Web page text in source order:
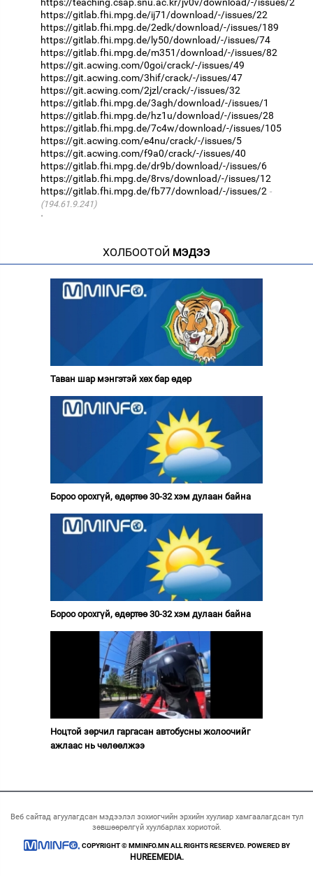
https://gitlab.fhi.mpg.de/ij71/download/-/issues/22
https://gitlab.fhi.mpg.de/2edk/download/-/issues/189
https://gitlab.fhi.mpg.de/ly50/download/-/issues/74
https://gitlab.fhi.mpg.de/m351/download/-/issues/82
https://git.acwing.com/0goi/crack/-/issues/49
https://git.acwing.com/3hif/crack/-/issues/47
https://git.acwing.com/2jzl/crack/-/issues/32
https://gitlab.fhi.mpg.de/3agh/download/-/issues/1
https://gitlab.fhi.mpg.de/hz1u/download/-/issues/28
https://gitlab.fhi.mpg.de/7c4w/download/-/issues/105
https://git.acwing.com/e4nu/crack/-/issues/5
https://git.acwing.com/f9a0/crack/-/issues/40
https://gitlab.fhi.mpg.de/dr9b/download/-/issues/6
https://gitlab.fhi.mpg.de/8rvs/download/-/issues/12
https://gitlab.fhi.mpg.de/fb77/download/-/issues/2
(194.61.9.241)
·
ХОЛБООТОЙ МЭДЭЭ
Таван шар мэнгэтэй хөх бар өдөр
Бороо орохгүй, өдөртөө 30-32 хэм дулаан байна
Бороо орохгүй, өдөртөө 30-32 хэм дулаан байна
Ноцтой зөрчил гаргасан автобусны жолоочийг
ажлаас нь чөлөөлжээ
Веб сайтад агуулагдсан мэдээлэл зохиогчийн эрхийн хуулиар хамгаалагдсан тул
зөвшөөрөлгүй хуулбарлах хориотой.
COPYRIGHT © MMINFO.MN ALL RIGHTS RESERVED. POWERED BY
HUREEMEDIA.